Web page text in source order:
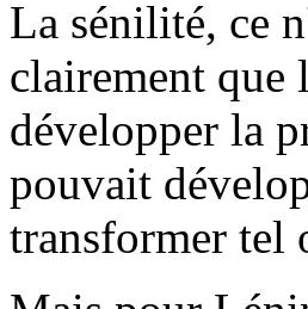
La sénilité, ce
clairement que
développer la
pouvait
transformer tel